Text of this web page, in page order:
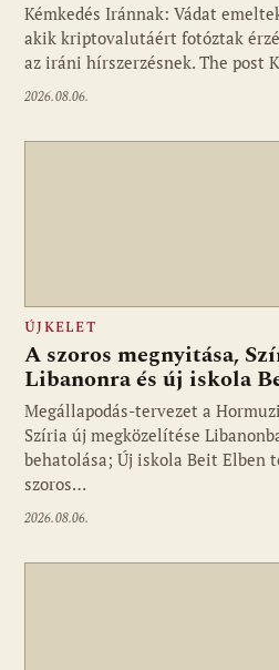
Kémkedés Iránnak: Vádat
akik kriptovalutáért fotóztak
az iráni hírszerzésnek. The post
2026.08.06.
ÚJKELET
A szoros megnyitása,
Libanonra és új iskola
Megállapodás-tervezet a
Szíria új megközelítése
behatolása; Új iskola Beit Elben
szoros…
2026.08.06.